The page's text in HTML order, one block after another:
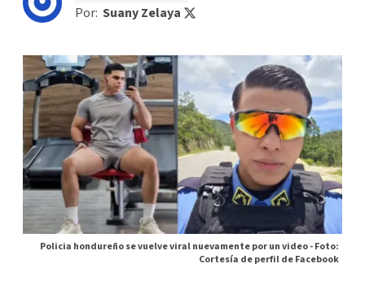
Por: Suany Zelaya
Policia hondureño se vuelve viral nuevamente por un video -Foto:
Cortesía de perfil de Facebook